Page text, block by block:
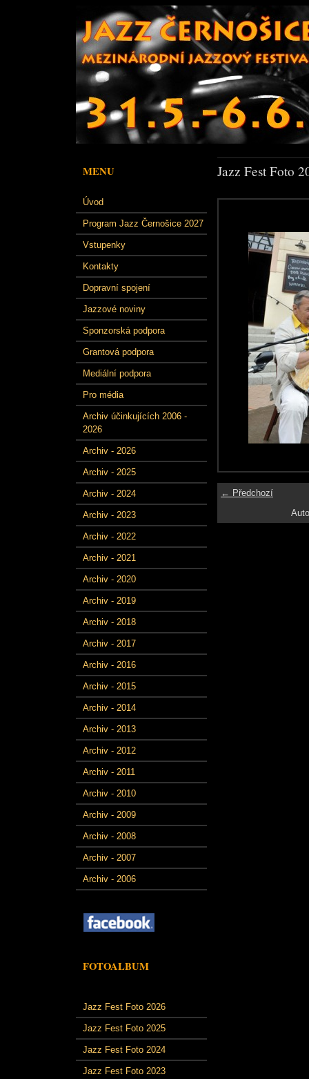
MENU
Úvod
Program Jazz Černošice 2027
Vstupenky
Kontakty
Dopravní spojení
Jazzové noviny
Sponzorská podpora
Grantová podpora
Mediální podpora
Pro média
Archiv účinkujících 2006 -
2026
Archiv - 2026
Archiv - 2025
Archiv - 2024
Archiv - 2023
Archiv - 2022
Archiv - 2021
Archiv - 2020
Archiv - 2019
Archiv - 2018
Archiv - 2017
Archiv - 2016
Archiv - 2015
Archiv - 2014
Archiv - 2013
Archiv - 2012
Archiv - 2011
Archiv - 2010
Archiv - 2009
Archiv - 2008
Archiv - 2007
Archiv - 2006
FOTOALBUM
Jazz Fest Foto 2026
Jazz Fest Foto 2025
Jazz Fest Foto 2024
Jazz Fest Foto 2023
Jazz Fest Foto
← Předchozí